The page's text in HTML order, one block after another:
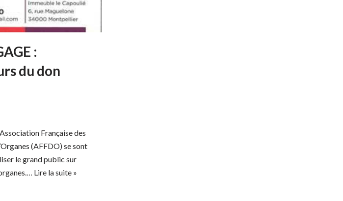
:
du don
Française des
(AFFDO) se sont
le grand public sur
Lire la suite »